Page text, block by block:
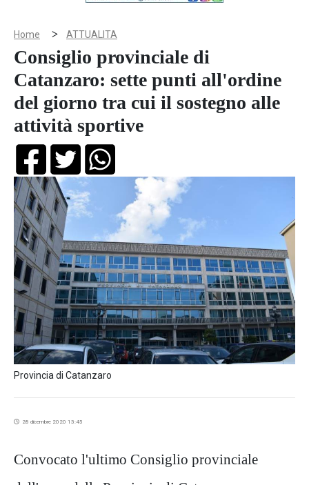
Home > ATTUALITA
Consiglio provinciale di
Catanzaro: sette punti all'ordine
del giorno tra cui il sostegno alle
attività sportive
Provincia di Catanzaro
28 dicembre 2020 13:45
Convocato l'ultimo Consiglio provinciale